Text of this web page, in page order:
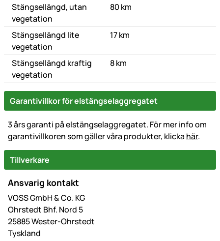
Stängsellängd, utan
vegetation
80 km
Stängsellängd lite
vegetation
17 km
Stängsellängd kraftig
vegetation
8 km
Garantivillkor för elstängselaggregatet
3 års garanti på elstängselaggregatet. För mer info om
garantivillkoren som gäller våra produkter, klicka här.
Tillverkare
Ansvarig kontakt
VOSS GmbH & Co. KG
Ohrstedt Bhf. Nord 5
25885 Wester-Ohrstedt
Tyskland